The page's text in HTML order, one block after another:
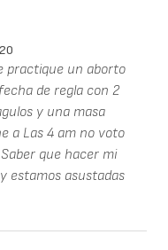
practique un aborto
de regla con 2
y una masa
a Las 4 am no voto
que hacer mi
estamos asustadas